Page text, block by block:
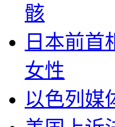
骸
日本前首
女性
以色列媒